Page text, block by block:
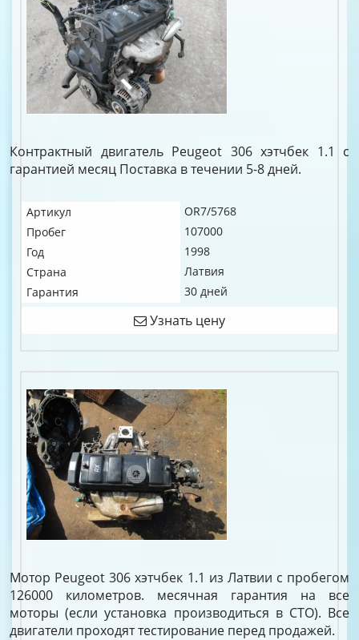
Контрактный двигатель Peugeot 306 хэтчбек 1.1 c
гарантией месяц Поставка в течении 5-8 дней.
Артикул
OR7/5768
Пробег
107000
Год
1998
Страна
Латвия
Гарантия
30 дней
Узнать цену
Мотор Peugeot 306 хэтчбек 1.1 из Латвии с пробегом
126000 километров. месячная гарантия на все
моторы (если установка производиться в СТО). Все
двигатели проходят тестирование перед продажей.